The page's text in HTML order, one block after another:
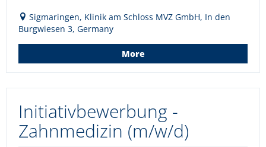
Sigmaringen, Klinik am Schloss MVZ GmbH, In den
Burgwiesen 3, Germany
More
Initiativbewerbung -
Zahnmedizin (m/w/d)